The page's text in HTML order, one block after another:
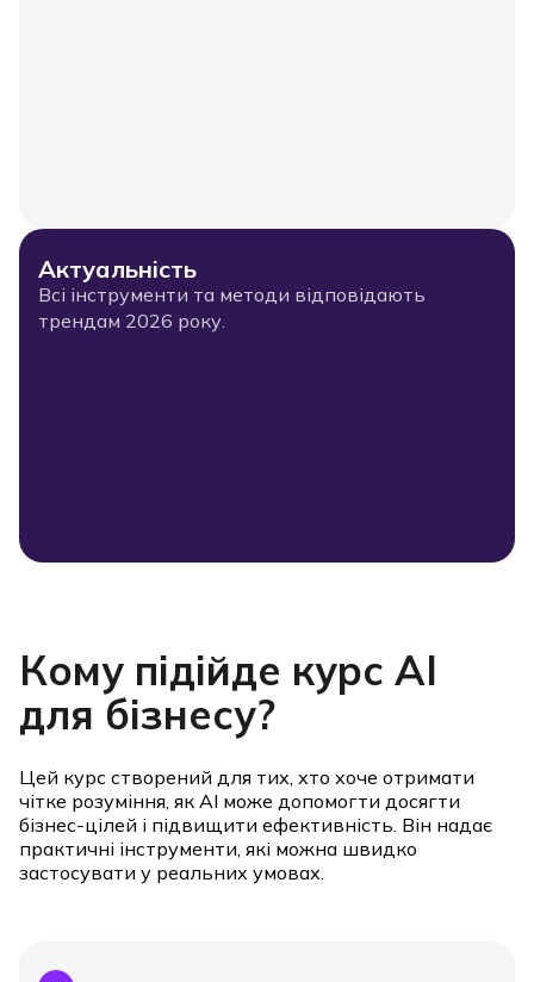
Актуальність
Всі інструменти та методи відповідають
трендам 2026 року.
Кому підійде курс AI
для бізнесу?
Цей курс створений для тих, хто хоче отримати
чітке розуміння, як AI може допомогти досягти
бізнес-цілей і підвищити ефективність. Він надає
практичні інструменти, які можна швидко
застосувати у реальних умовах.